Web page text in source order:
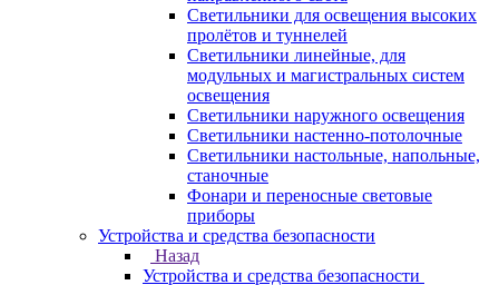
Светильники для освещения высоких
пролётов и туннелей
Светильники линейные, для
модульных и магистральных систем
освещения
Светильники наружного освещения
Светильники настенно-потолочные
Светильники настольные, напольные,
станочные
Фонари и переносные световые
приборы
Устройства и средства безопасности
Назад
Устройства и средства безопасности